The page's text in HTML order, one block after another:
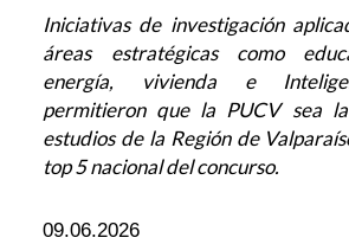
Iniciativas de investigación
áreas estratégicas como
energía, vivienda e
permitieron que la PUCV sea
estudios de la Región de
top 5 nacional del concurso.
09.06.2026